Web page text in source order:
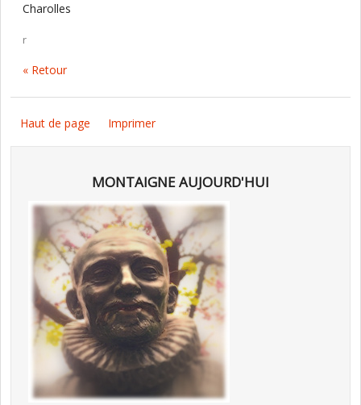
Charolles
r
« Retour
Haut de page Imprimer
MONTAIGNE AUJOURD'HUI